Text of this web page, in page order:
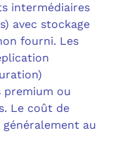
intermédiaires
avec stockage
fourni. Les
premium ou
Le coût de
généralement au